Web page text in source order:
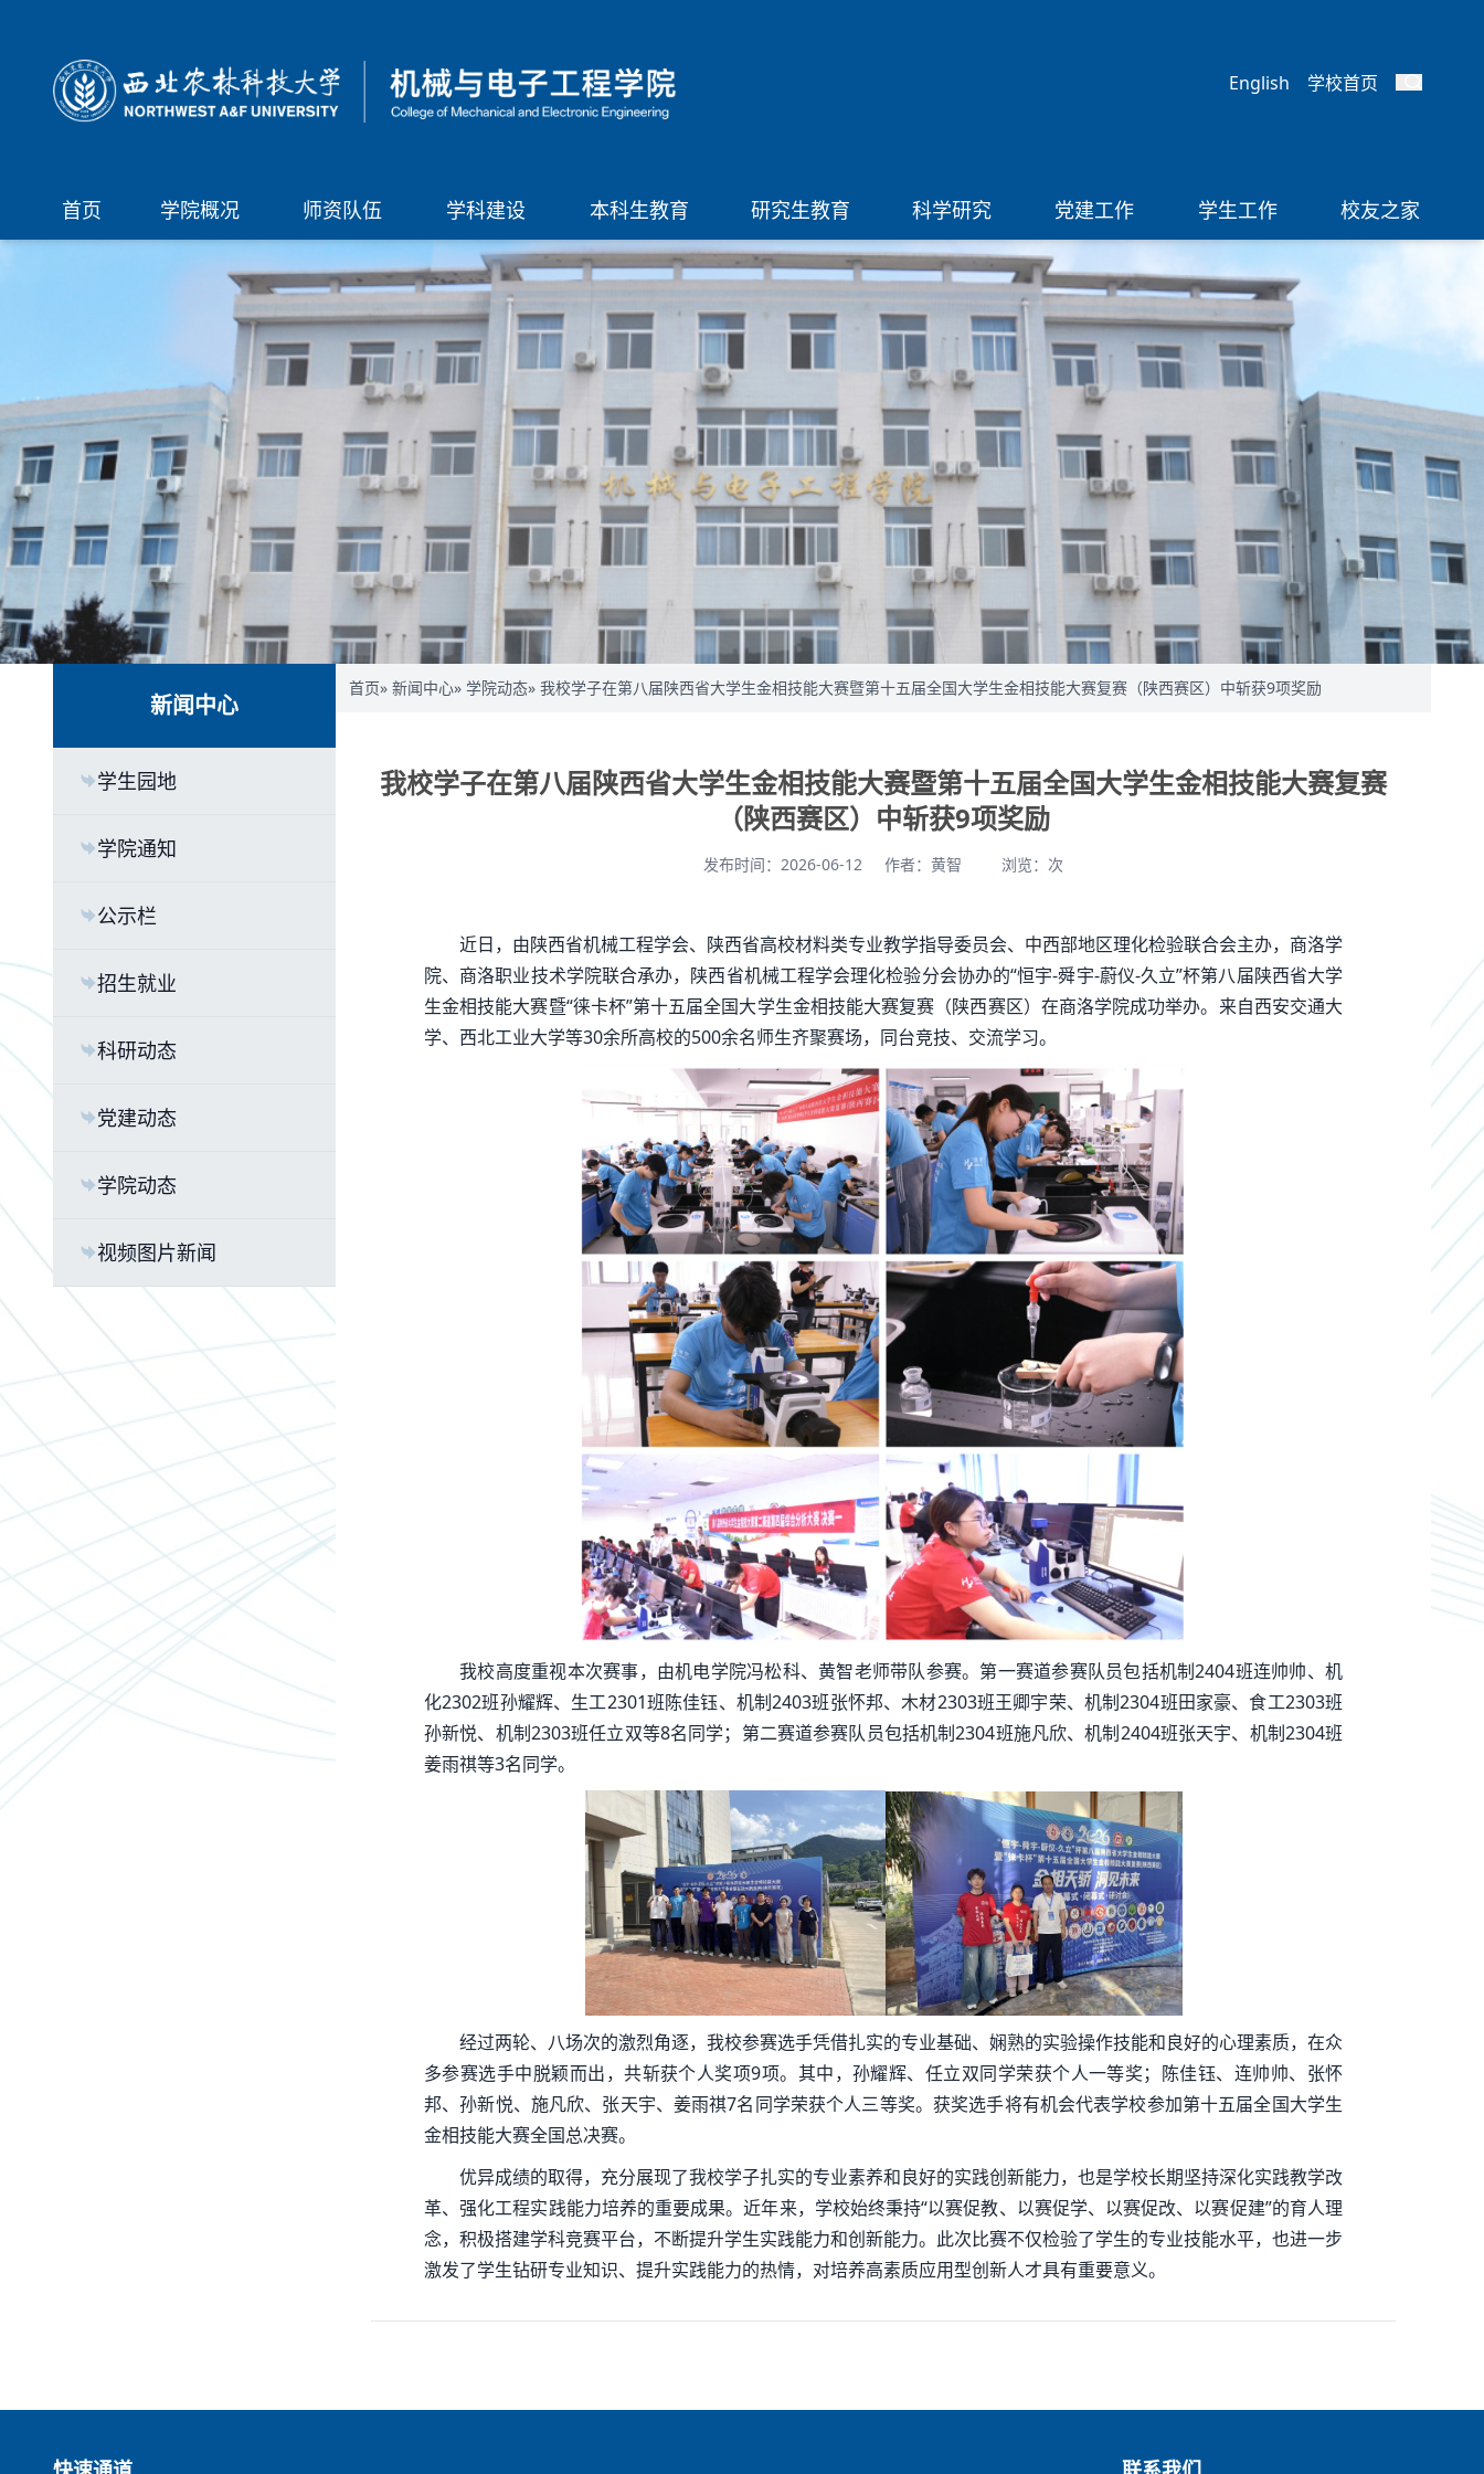
English 学校首页
首页 学院概况 师资队伍 学科建设 本科生教育 研究生教育 科学研究 党建工作 学生工作 校友之家
新闻中心
学生园地
学院通知
公示栏
招生就业
科研动态
党建动态
学院动态
视频图片新闻
首页» 新闻中心» 学院动态» 我校学子在第八届陕西省大学生金相技能大赛暨第十五届全国大学生金相技能大赛复赛（陕西赛区）中斩获9项奖励
我校学子在第八届陕西省大学生金相技能大赛暨第十五届全国大学生金相技能大赛复赛
（陕西赛区）中斩获9项奖励
发布时间：2026-06-12 作者：​黄智 浏览： 次
近日，由陕西省机械工程学会、陕西省高校材料类专业教学指导委员会、中西部地区理化检验联合会主办，商洛学
院、商洛职业技术学院联合承办，陕西省机械工程学会理化检验分会协办的“恒宇-舜宇-蔚仪-久立”杯第八届陕西省大学
生金相技能大赛暨“徕卡杯”第十五届全国大学生金相技能大赛复赛（陕西赛区）在商洛学院成功举办。来自西安交通大
学、西北工业大学等30余所高校的500余名师生齐聚赛场，同台竞技、交流学习。
我校高度重视本次赛事，由机电学院冯松科、黄智老师带队参赛。第一赛道参赛队员包括机制2404班连帅帅、机
化2302班孙耀辉、生工2301班陈佳钰、机制2403班张怀邦、木材2303班王卿宇荣、机制2304班田家豪、食工2303班
孙新悦、机制2303班任立双等8名同学；第二赛道参赛队员包括机制2304班施凡欣、机制2404班张天宇、机制2304班
姜雨祺等3名同学。
经过两轮、八场次的激烈角逐，我校参赛选手凭借扎实的专业基础、娴熟的实验操作技能和良好的心理素质，在众
多参赛选手中脱颖而出，共斩获个人奖项9项。其中，孙耀辉、任立双同学荣获个人一等奖；陈佳钰、连帅帅、张怀
邦、孙新悦、施凡欣、张天宇、姜雨祺7名同学荣获个人三等奖。获奖选手将有机会代表学校参加第十五届全国大学生
金相技能大赛全国总决赛。
优异成绩的取得，充分展现了我校学子扎实的专业素养和良好的实践创新能力，也是学校长期坚持深化实践教学改
革、强化工程实践能力培养的重要成果。近年来，学校始终秉持“以赛促教、以赛促学、以赛促改、以赛促建”的育人理
念，积极搭建学科竞赛平台，不断提升学生实践能力和创新能力。此次比赛不仅检验了学生的专业技能水平，也进一步
激发了学生钻研专业知识、提升实践能力的热情，对培养高素质应用型创新人才具有重要意义。